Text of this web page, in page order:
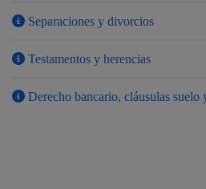
Separaciones y divorcios
Testamentos y herencias
Derecho bancario, cláusulas suelo